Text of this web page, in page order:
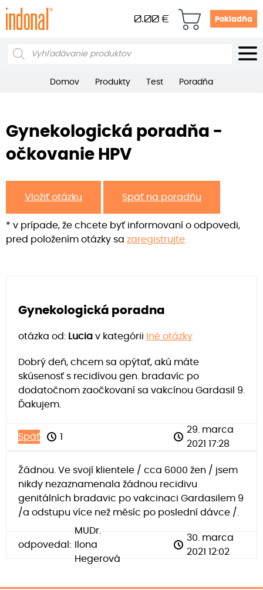
0.00 € Pokladňa
Products
Domov Produkty Test Poradňa
Gynekologická poradňa -
očkovanie HPV
Vložiť otázku Späť na poradňu
* v prípade, že chcete byť informovaní o odpovedi,
pred položením otázky sa zaregistrujte
Gynekologická poradna
otázka od: Lucia v kategórii Iné otázky
Dobrý deň, chcem sa opýtať, akú máte
skúsenosť s recidívou gen. bradavíc po
dodatočnom zaočkovaní sa vakcínou Gardasil 9.
Ďakujem.
Späť 1
29. marca
2021 17:28
Žádnou. Ve svojí klientele / cca 6000 žen / jsem
nikdy nezaznamenala žádnou recidivu
genitálních bradavic po vakcinaci Gardasilem 9
/a odstupu více než měsíc po poslední dávce /.
odpovedal:
MUDr.
Ilona
Hegerová
30. marca
2021 12:02